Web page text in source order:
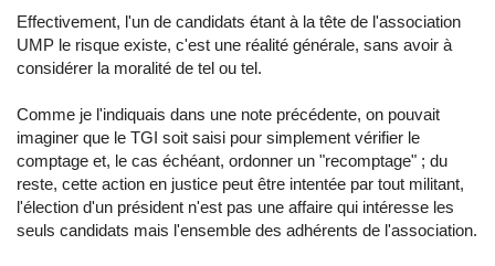
Effectivement, l'un de candidats étant à la tête de l'association
UMP le risque existe, c'est une réalité générale, sans avoir à
considérer la moralité de tel ou tel.
Comme je l'indiquais dans une note précédente, on pouvait
imaginer que le TGI soit saisi pour simplement vérifier le
comptage et, le cas échéant, ordonner un "recomptage" ; du
reste, cette action en justice peut être intentée par tout militant,
l'élection d'un président n'est pas une affaire qui intéresse les
seuls candidats mais l'ensemble des adhérents de l'association.